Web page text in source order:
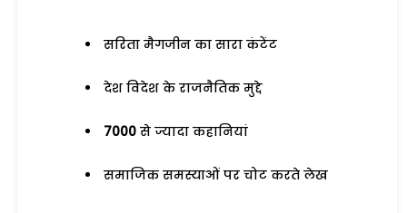
सरिता मैगजीन का सारा कंटेंट
देश विदेश के राजनैतिक मुद्दे
7000 से ज्यादा कहानियां
समाजिक समस्याओं पर चोट करते लेख